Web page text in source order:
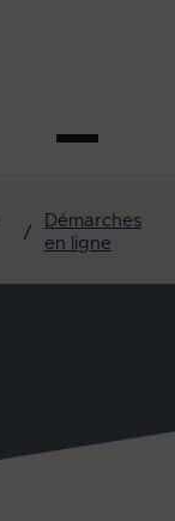
/
Démarches
en ligne